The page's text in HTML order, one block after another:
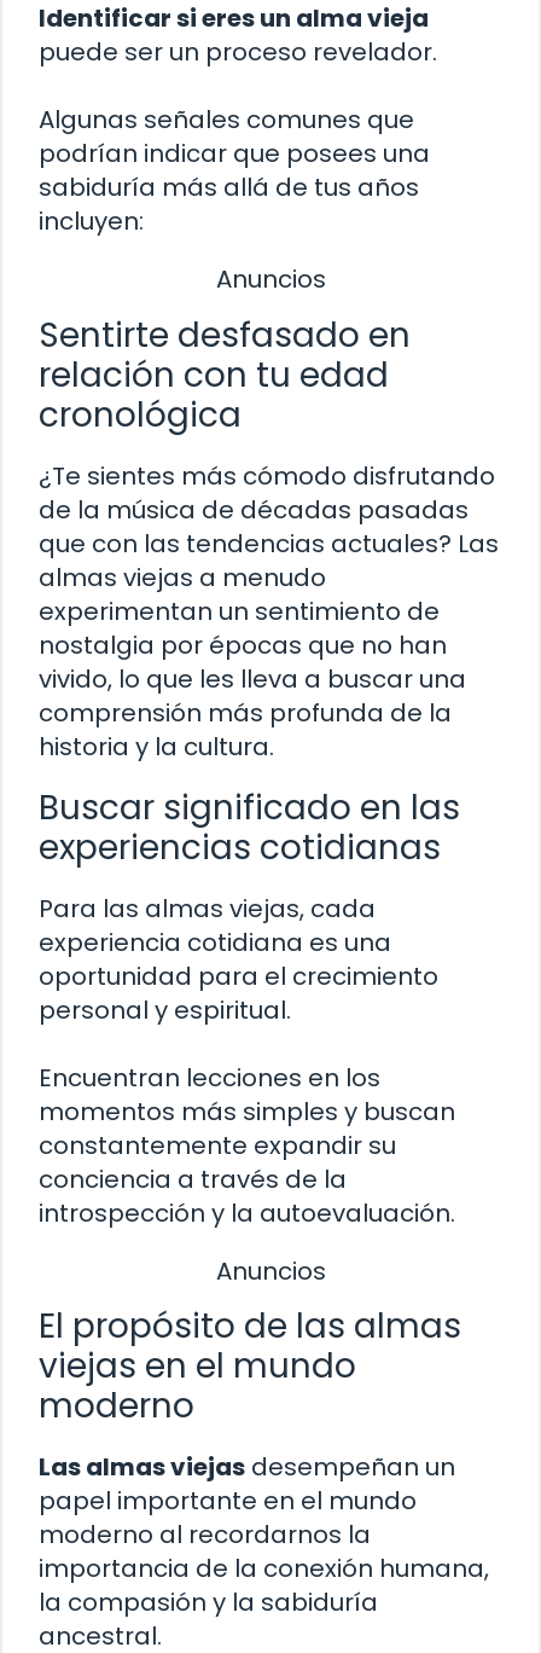
Identificar si eres un alma vieja
puede ser un proceso revelador.
Algunas señales comunes que
podrían indicar que posees una
sabiduría más allá de tus años
incluyen:
Anuncios
Sentirte desfasado en
relación con tu edad
cronológica
¿Te sientes más cómodo disfrutando
de la música de décadas pasadas
que con las tendencias actuales? Las
almas viejas a menudo
experimentan un sentimiento de
nostalgia por épocas que no han
vivido, lo que les lleva a buscar una
comprensión más profunda de la
historia y la cultura.
Buscar significado en las
experiencias cotidianas
Para las almas viejas, cada
experiencia cotidiana es una
oportunidad para el crecimiento
personal y espiritual.
Encuentran lecciones en los
momentos más simples y buscan
constantemente expandir su
conciencia a través de la
introspección y la autoevaluación.
Anuncios
El propósito de las almas
viejas en el mundo
moderno
Las almas viejas desempeñan un
papel importante en el mundo
moderno al recordarnos la
importancia de la conexión humana,
la compasión y la sabiduría
ancestral.